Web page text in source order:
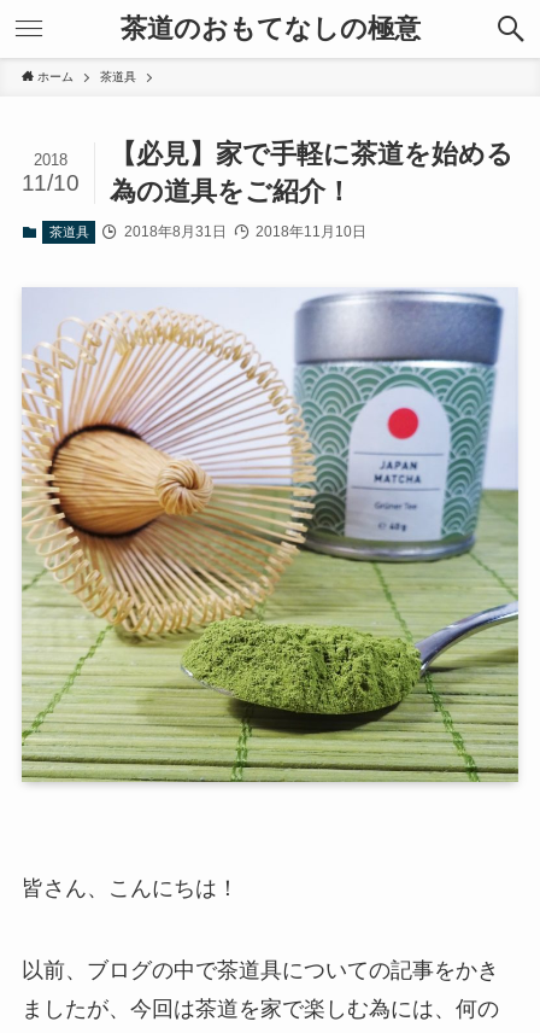
茶道のおもてなしの極意
ホーム 茶道具
【必見】家で手軽に茶道を始める
為の道具をご紹介！
2018
11/10
茶道具 2018年8月31日 2018年11月10日
皆さん、こんにちは！
以前、ブログの中で茶道具についての記事をかき
ましたが、今回は茶道を家で楽しむ為には、何の